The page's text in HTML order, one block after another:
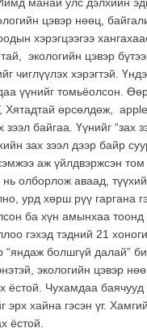
манай улс дэлхийн
цэвэр нөөц,
хэрэгцээгээ
экологийн цэвэр
чиглүүлэх хэрэгтэй.
үүнийг томьёолсон.
өрсөлдөж,
байгаа. Үүнийг “зах
зах зээл дээр байр
аж үйлдвэржсэн
олборлож аваад,
урд хөрш рүү гаргана
ба хүн амынхаа
гэхэд тэдний 21
“яндаж болшгүй далай”
экологийн цэвэр
ёстой. Чухамдаа
хайна гэсэн үг.
ёстой.